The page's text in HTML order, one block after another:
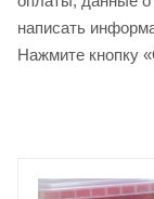
написать
Нажмите кнопку